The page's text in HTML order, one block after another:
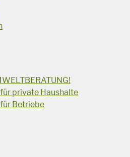
private Haushalte
Betriebe